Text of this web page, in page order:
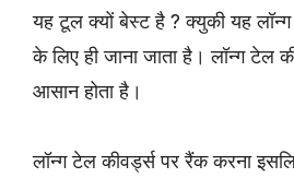
यह टूल क्यों बेस्ट है ? क्युकी यह
के लिए ही जाना जाता है। लॉन्ग टेल
आसान होता है।
लॉन्ग टेल कीवर्ड्स पर रैंक करना